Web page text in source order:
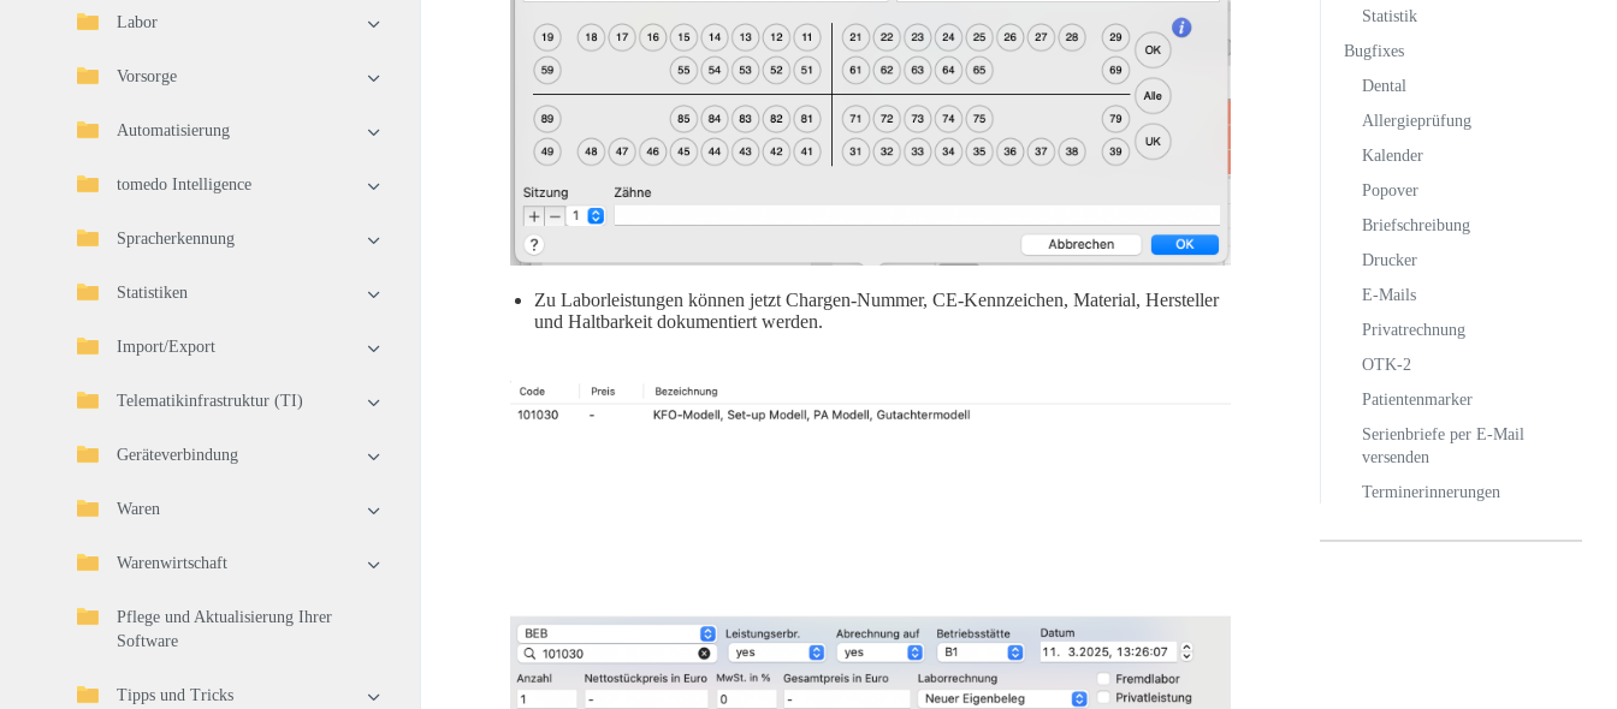
Labor
Vorsorge
Automatisierung
tomedo Intelligence
Spracherkennung
Statistiken
Import/Export
Telematikinfrastruktur (TI)
Geräteverbindung
Waren
Warenwirtschaft
Pflege und Aktualisierung Ihrer
Software
Tipps und Tricks
Zu Laborleistungen können jetzt Chargen-Nummer, CE-Kennzeichen, Material, Hersteller
und Haltbarkeit dokumentiert werden.
Statistik
Bugfixes
Dental
Allergieprüfung
Kalender
Popover
Briefschreibung
Drucker
E-Mails
Privatrechnung
OTK-2
Patientenmarker
Serienbriefe per E-Mail
versenden
Terminerinnerungen